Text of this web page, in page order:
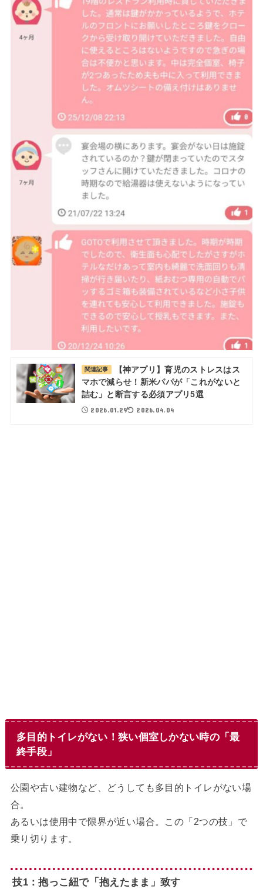
関連記事
【神アプリ】育児のストレスはス
マホで減らせ！新米パパが「これがないと
詰む」と断言する必須アプリ5選
2026.01.29 2026.04.04
多目的トイレがない！狭い個室しかない時の「最
終手段」
公園や古い建物など、どうしても多目的トイレがない場
合。
あるいは使用中で限界が近い場合。この「2つの技」で
乗り切ります。
技1：抱っこ紐で「抱えたまま」致す